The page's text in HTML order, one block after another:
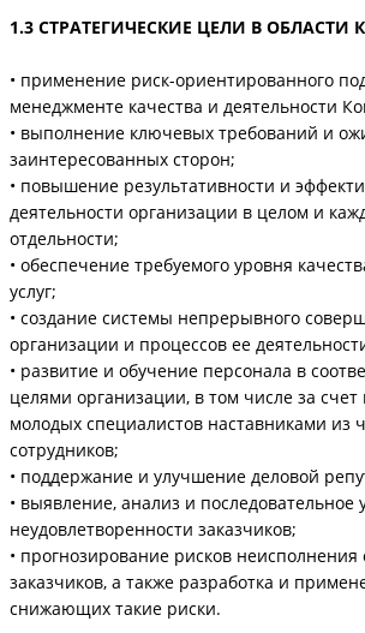
1.3 СТРАТЕГИЧЕСКИЕ ЦЕЛИ В ОБЛАСТИ
• применение риск-ориентированного
менеджменте качества и деятельности
• выполнение ключевых требований и
заинтересованных сторон;
• повышение результативности и
деятельности организации в целом и
отдельности;
• обеспечение требуемого уровня
услуг;
• создание системы непрерывного
организации и процессов ее
• развитие и обучение персонала в
целями организации, в том числе за счет
молодых специалистов наставниками из
сотрудников;
• поддержание и улучшение деловой
• выявление, анализ и
неудовлетворенности заказчиков;
• прогнозирование рисков
заказчиков, а также разработка и
снижающих такие риски.